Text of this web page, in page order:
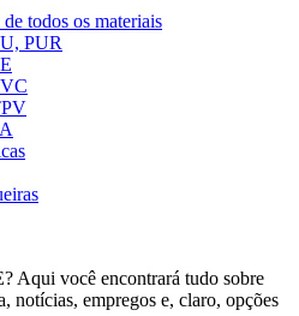
todos os materiais
PUR
Aqui você encontrará tudo sobre
notícias, empregos e, claro, opções